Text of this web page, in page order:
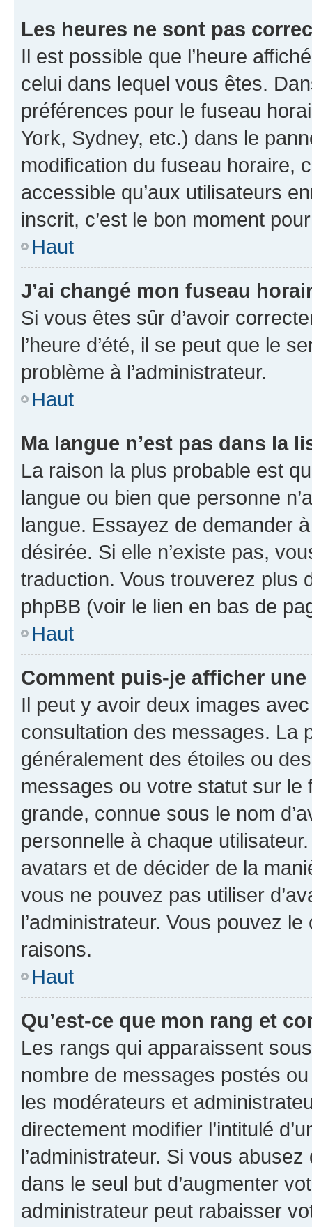
Les heures ne sont pas
Il est possible que l’heure
celui dans lequel vous êtes.
préférences pour le fuseau
York, Sydney, etc.) dans le
modification du fuseau horaire,
accessible qu’aux utilisateurs
inscrit, c’est le bon moment
Haut
J’ai changé mon fuseau
Si vous êtes sûr d’avoir
l’heure d’été, il se peut que le
problème à l’administrateur.
Haut
Ma langue n’est pas dans la
La raison la plus probable est
langue ou bien que personne
langue. Essayez de demander
désirée. Si elle n’existe pas,
traduction. Vous trouverez plus
phpBB (voir le lien en bas de
Haut
Comment puis-je afficher
Il peut y avoir deux images
consultation des messages. La
généralement des étoiles ou
messages ou votre statut sur
grande, connue sous le nom
personnelle à chaque utilisateur.
avatars et de décider de la
vous ne pouvez pas utiliser
l’administrateur. Vous pouvez
raisons.
Haut
Qu’est-ce que mon rang et
Les rangs qui apparaissent
nombre de messages postés
les modérateurs et
directement modifier l’intitulé
l’administrateur. Si vous
dans le seul but d’augmenter
administrateur peut rabaisser